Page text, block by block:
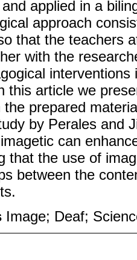
applied in a
approach
that the teachers
with the
this article we
the prepared
by Perales and
can
that the use of
between the
Image; Deaf;